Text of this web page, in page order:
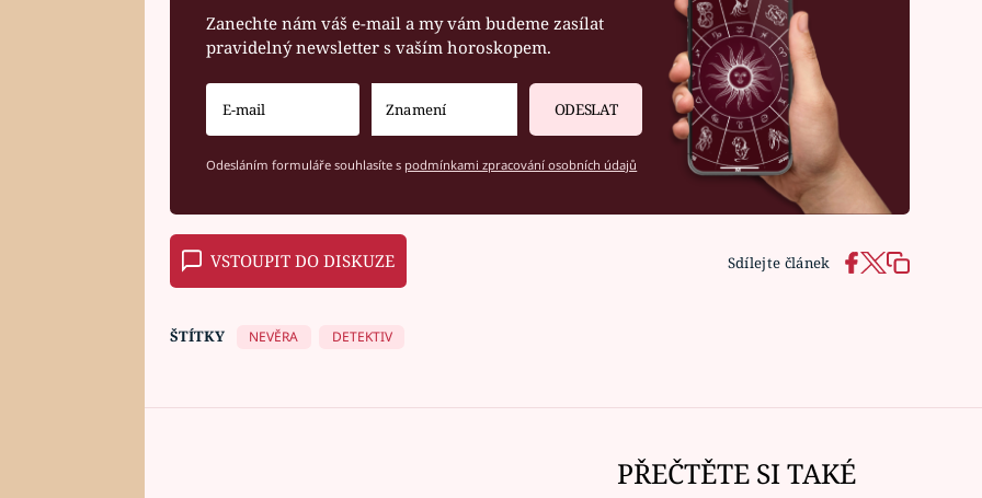
Zanechte nám váš e-mail a my vám budeme zasílat
pravidelný newsletter s vaším horoskopem.
ODESLAT
Odesláním formuláře souhlasíte s podmínkami zpracování osobních údajů
VSTOUPIT DO DISKUZE Sdílejte článek
ŠTÍTKY NEVĚRA DETEKTIV
PŘEČTĚTE SI TAKÉ